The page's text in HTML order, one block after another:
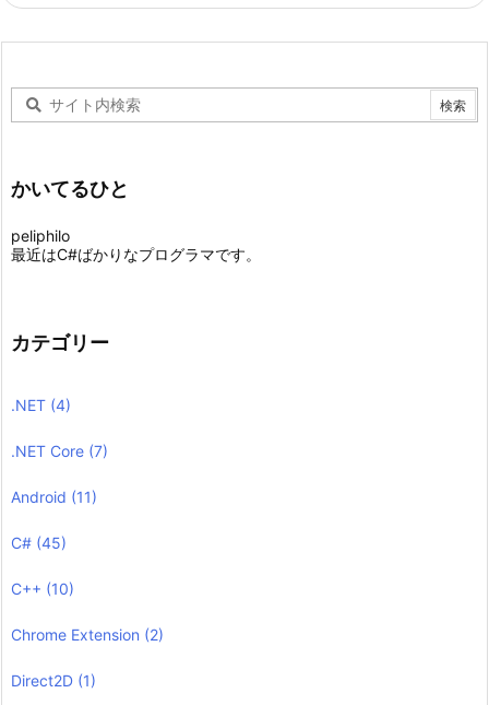
かいてるひと
peliphilo
最近はC#ばかりなプログラマです。
カテゴリー
.NET (4)
.NET Core (7)
Android (11)
C# (45)
C++ (10)
Chrome Extension (2)
Direct2D (1)